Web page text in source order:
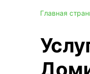
Главная